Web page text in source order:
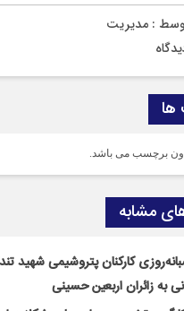
: مدیریت
برچسب می باشد.
مشابه
کارکنان پتروشیمی شهید
به زائران اربعین حسینی